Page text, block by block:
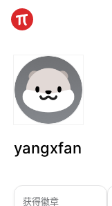
yangxfan
获得徽章